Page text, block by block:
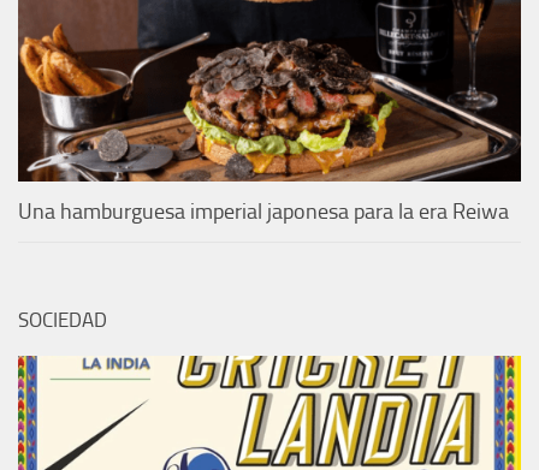
Una hamburguesa imperial japonesa para la era Reiwa
SOCIEDAD